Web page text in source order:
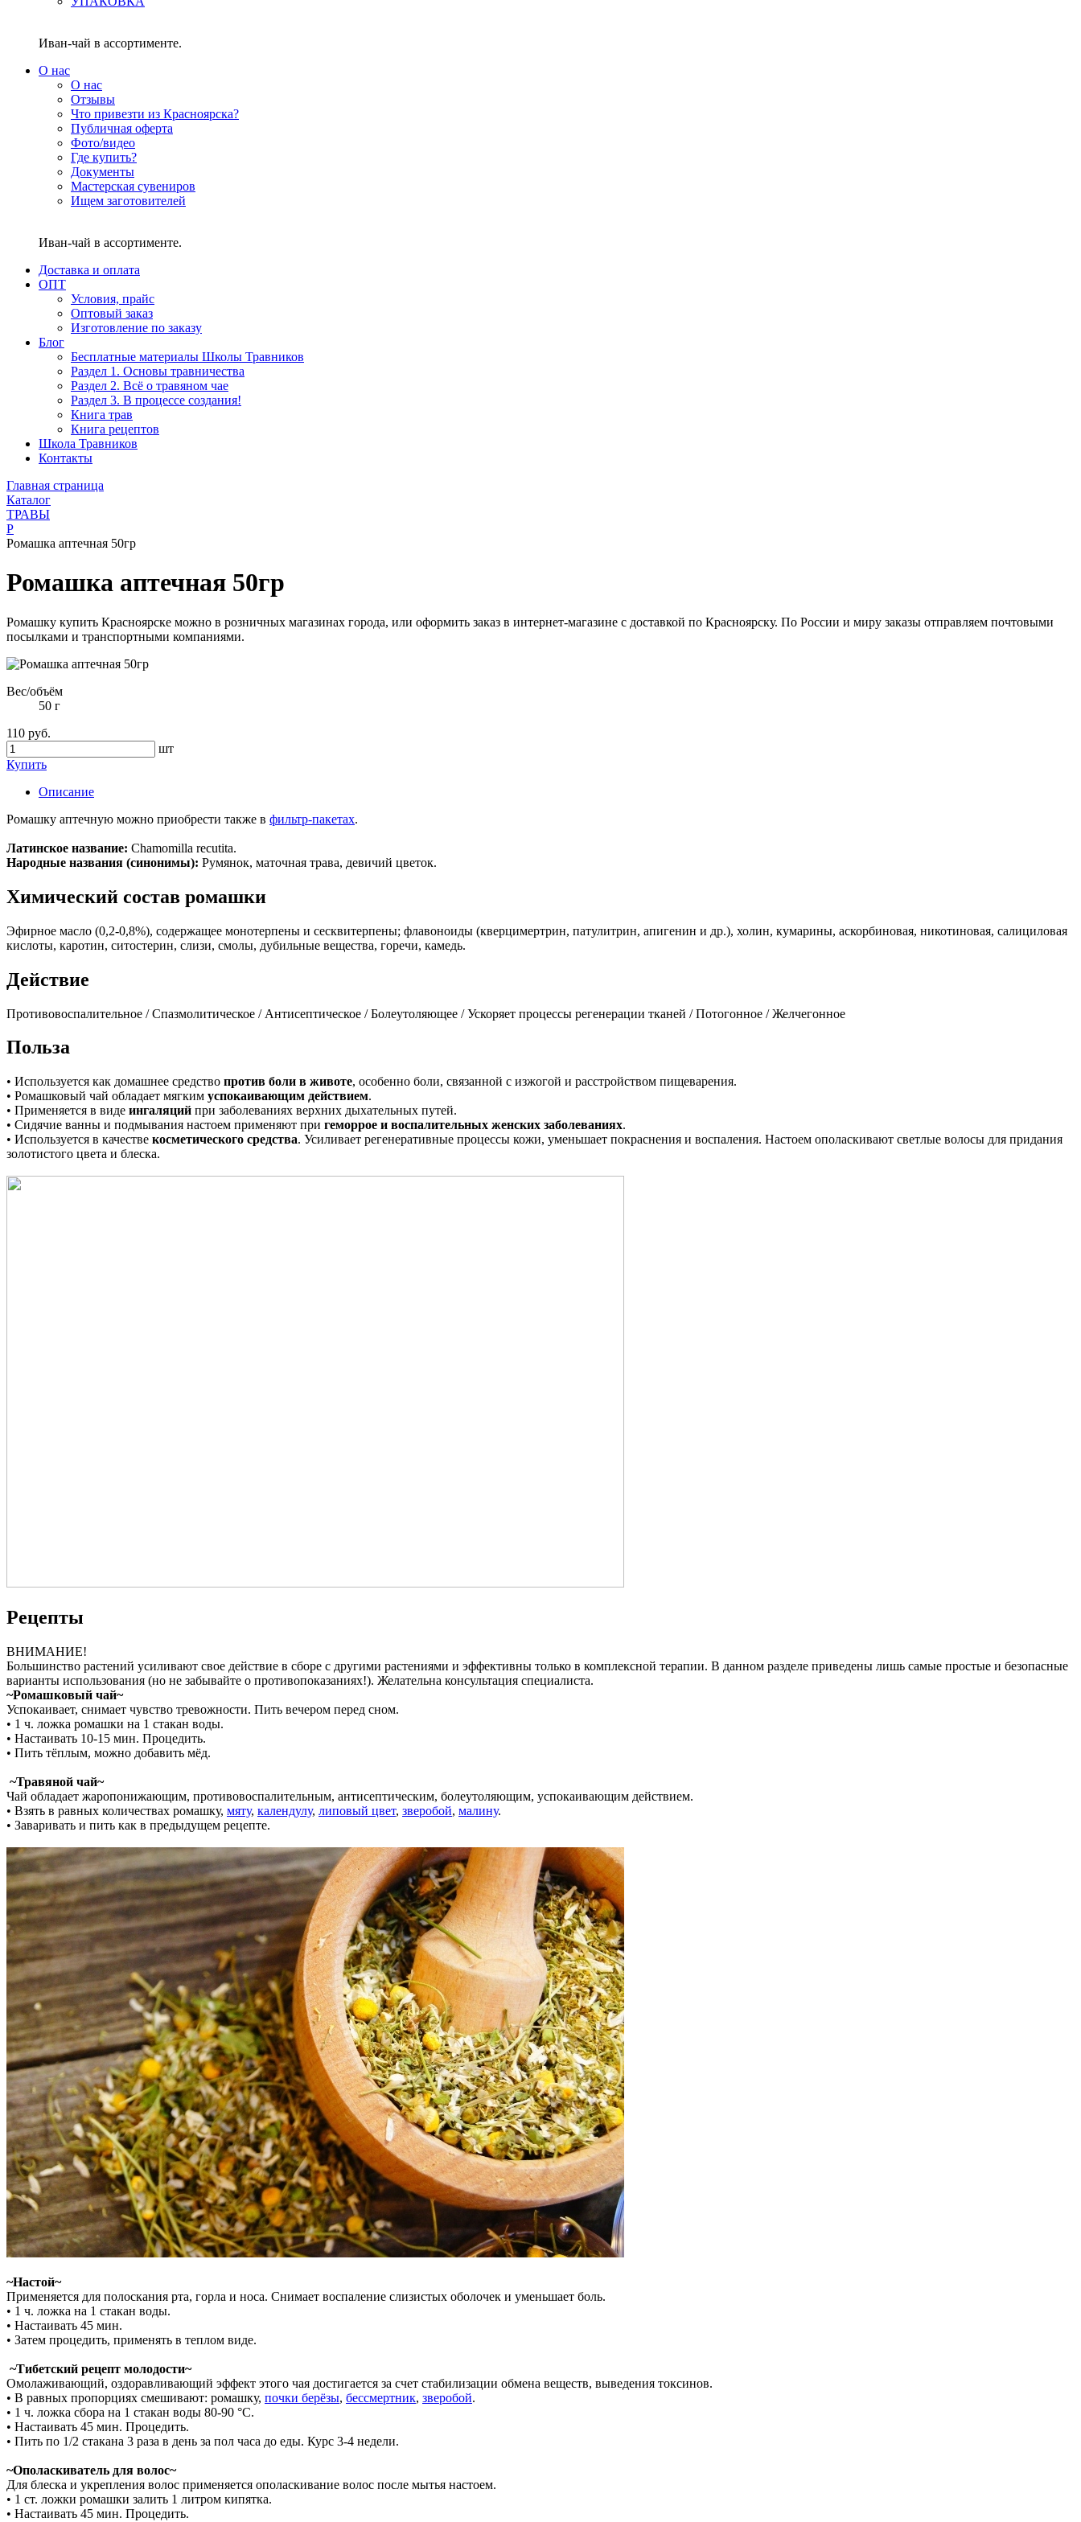
Иван-чай в ассортименте.
О нас
О нас
Отзывы
Что привезти из Красноярска?
Публичная оферта
Фото/видео
Где купить?
Документы
Мастерская сувениров
Ищем заготовителей
Иван-чай в ассортименте.
Доставка и оплата
ОПТ
Условия, прайс
Оптовый заказ
Изготовление по заказу
Блог
Бесплатные материалы Школы Травников
Раздел 1. Основы травничества
Раздел 2. Всё о травяном чае
Раздел 3. В процессе создания!
Книга трав
Книга рецептов
Школа Травников
Контакты
Главная страница
Каталог
ТРАВЫ
Р
Ромашка аптечная 50гр
Ромашка аптечная 50гр
Ромашку купить Красноярске можно в розничных магазинах города, или оформить заказ в интернет-магазине с доставкой по Красноярску. По России и миру заказы отправляем почтовыми
посылками и транспортными компаниями.
Вес/объём
50 г
110 руб.
шт
Купить
Описание
Ромашку аптечную можно приобрести также в фильтр-пакетах.
Латинское название: Chamomilla recutita.
Народные названия (синонимы): Румянок, маточная трава, девичий цветок.
Химический состав ромашки
Эфирное масло (0,2-0,8%), содержащее монотерпены и сесквитерпены; флавоноиды (кверцимертрин, патулитрин, апигенин и др.), холин, кумарины, аскорбиновая, никотиновая, салициловая
кислоты, каротин, ситостерин, слизи, смолы, дубильные вещества, горечи, камедь.
Действие
Противовоспалительное / Спазмолитическое / Антисептическое / Болеутоляющее / Ускоряет процессы регенерации тканей / Потогонное / Желчегонное
Польза
• Используется как домашнее средство против боли в животе, особенно боли, связанной с изжогой и расстройством пищеварения.
• Ромашковый чай обладает мягким успокаивающим действием.
• Применяется в виде ингаляций при заболеваниях верхних дыхательных путей.
• Сидячие ванны и подмывания настоем применяют при геморрое и воспалительных женских заболеваниях.
• Используется в качестве косметического средства. Усиливает регенеративные процессы кожи, уменьшает покраснения и воспаления. Настоем ополаскивают светлые волосы для придания
золотистого цвета и блеска.
Рецепты
ВНИМАНИЕ!
Большинство растений усиливают свое действие в сборе с другими растениями и эффективны только в комплексной терапии. В данном разделе приведены лишь самые простые и безопасные
варианты использования (но не забывайте о противопоказаниях!). Желательна консультация специалиста.
~Ромашковый чай~
Успокаивает, снимает чувство тревожности. Пить вечером перед сном.
• 1 ч. ложка ромашки на 1 стакан воды.
• Настаивать 10-15 мин. Процедить.
• Пить тёплым, можно добавить мёд.
~Травяной чай~
Чай обладает жаропонижающим, противовоспалительным, антисептическим, болеутоляющим, успокаивающим действием.
• Взять в равных количествах ромашку, мяту, календулу, липовый цвет, зверобой, малину.
• Заваривать и пить как в предыдущем рецепте.
~Настой~
Применяется для полоскания рта, горла и носа. Снимает воспаление слизистых оболочек и уменьшает боль.
• 1 ч. ложка на 1 стакан воды.
• Настаивать 45 мин.
• Затем процедить, применять в теплом виде.
~Тибетский рецепт молодости~
Омолаживающий, оздоравливающий эффект этого чая достигается за счет стабилизации обмена веществ, выведения токсинов.
• В равных пропорциях смешивают: ромашку, почки берёзы, бессмертник, зверобой.
• 1 ч. ложка сбора на 1 стакан воды 80-90 °С.
• Настаивать 45 мин. Процедить.
• Пить по 1/2 стакана 3 раза в день за пол часа до еды. Курс 3-4 недели.
~Ополаскиватель для волос~
Для блеска и укрепления волос применяется ополаскивание волос после мытья настоем.
• 1 ст. ложки ромашки залить 1 литром кипятка.
• Настаивать 45 мин. Процедить.